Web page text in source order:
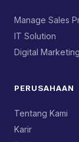
Manage Sales
IT Solution
Digital Marketing
PERUSAHAAN
Tentang Kami
Karir